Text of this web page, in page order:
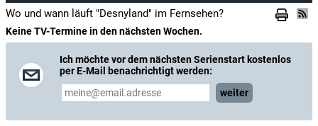
Wo und wann läuft "Desnyland" im Fernsehen?
Keine TV-Termine in den nächsten Wochen.
Ich möchte vor dem nächsten Serienstart kostenlos
per E-Mail benachrichtigt werden:
weiter